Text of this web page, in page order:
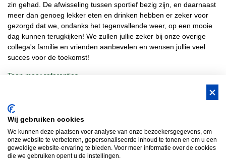
zin gehad. De afwisseling tussen sportief bezig zijn, en daarnaast
meer dan genoeg lekker eten en drinken hebben er zeker voor
gezorgd dat we, ondanks het tegenvallende weer, op een mooie
dag kunnen terugkijken! We zullen jullie zeker bij onze overige
collega's familie en vrienden aanbevelen en wensen jullie veel
succes voor de toekomst!
Toon meer referenties
BUS Whisky, Natuurlijk Gastvrijer in
Teambuilding Brabant Groepsuitje Brabant Teamuitje Brabant
Bedrijfsuitje Brabant Heisessie Brabant
Wij gebruiken cookies
We kunnen deze plaatsen voor analyse van onze bezoekersgegevens, om
onze website te verbeteren, gepersonaliseerde inhoud te tonen en om u een
geweldige website-ervaring te bieden. Voor meer informatie over de cookies
die we gebruiken opent u de instellingen.